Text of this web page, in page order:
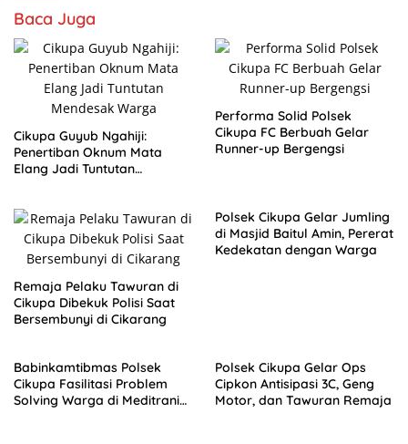
Baca Juga
Cikupa Guyub Ngahiji:
Penertiban Oknum Mata
Elang Jadi Tuntutan
Performa Solid Polsek
Cikupa FC Berbuah Gelar
Runner-up Bergengsi
Remaja Pelaku Tawuran di
Cikupa Dibekuk Polisi Saat
Bersembunyi di Cikarang
Polsek Cikupa Gelar Jumling
di Masjid Baitul Amin, Pererat
Kedekatan dengan Warga
Babinkamtibmas Polsek
Cikupa Fasilitasi Problem
Solving Warga di Meditrania
Polsek Cikupa Gelar Ops
Cipkon Antisipasi 3C, Geng
Motor, dan Tawuran Remaja